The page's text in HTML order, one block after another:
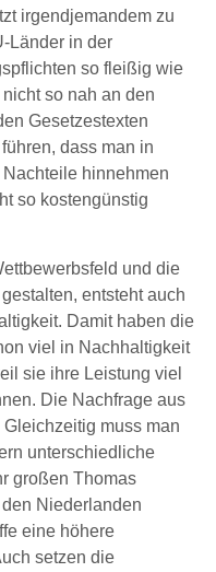
irgendjemandem zu
Länder in der
so fleißig wie
so nah an den
Gesetzestexten
dass man in
hinnehmen
so kostengünstig
und die
entsteht auch
Damit haben die
viel in Nachhaltigkeit
sie ihre Leistung viel
Die Nachfrage aus
muss man
unterschiedliche
großen Thomas
Niederlanden
eine höhere
setzen die